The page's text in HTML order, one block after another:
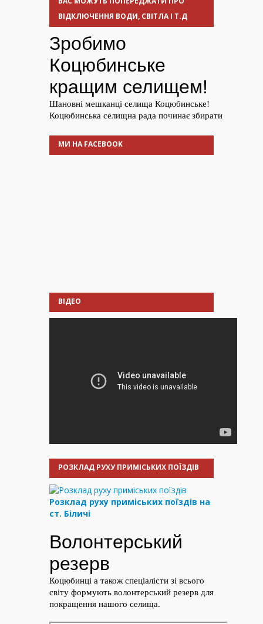
ВІДКЛЮЧЕННЯ ВОДИ, СВІТЛА І Т.Д
МИ НА FACEBOOK
ВІДЕО
РОЗКЛАД РУХУ ПРИМІСЬКИХ ПОЇЗДІВ
Розклад руху приміських поїздів на
ст. Біличі